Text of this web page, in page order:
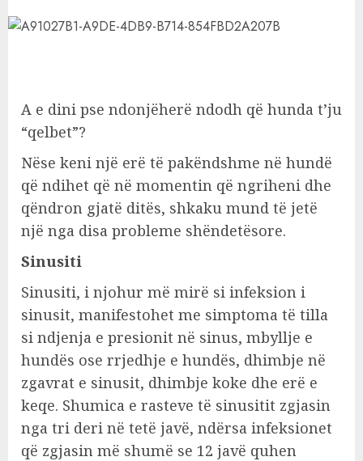
A e dini pse ndonjëherë ndodh që hunda t’ju
“qelbet”?
Nëse keni një erë të pakëndshme në hundë
që ndihet që në momentin që ngriheni dhe
qëndron gjatë ditës, shkaku mund të jetë
një nga disa probleme shëndetësore.
Sinusiti
Sinusiti, i njohur më mirë si infeksion i
sinusit, manifestohet me simptoma të tilla
si ndjenja e presionit në sinus, mbyllje e
hundës ose rrjedhje e hundës, dhimbje në
zgavrat e sinusit, dhimbje koke dhe erë e
keqe. Shumica e rasteve të sinusitit zgjasin
nga tri deri në tetë javë, ndërsa infeksionet
që zgjasin më shumë se 12 javë quhen